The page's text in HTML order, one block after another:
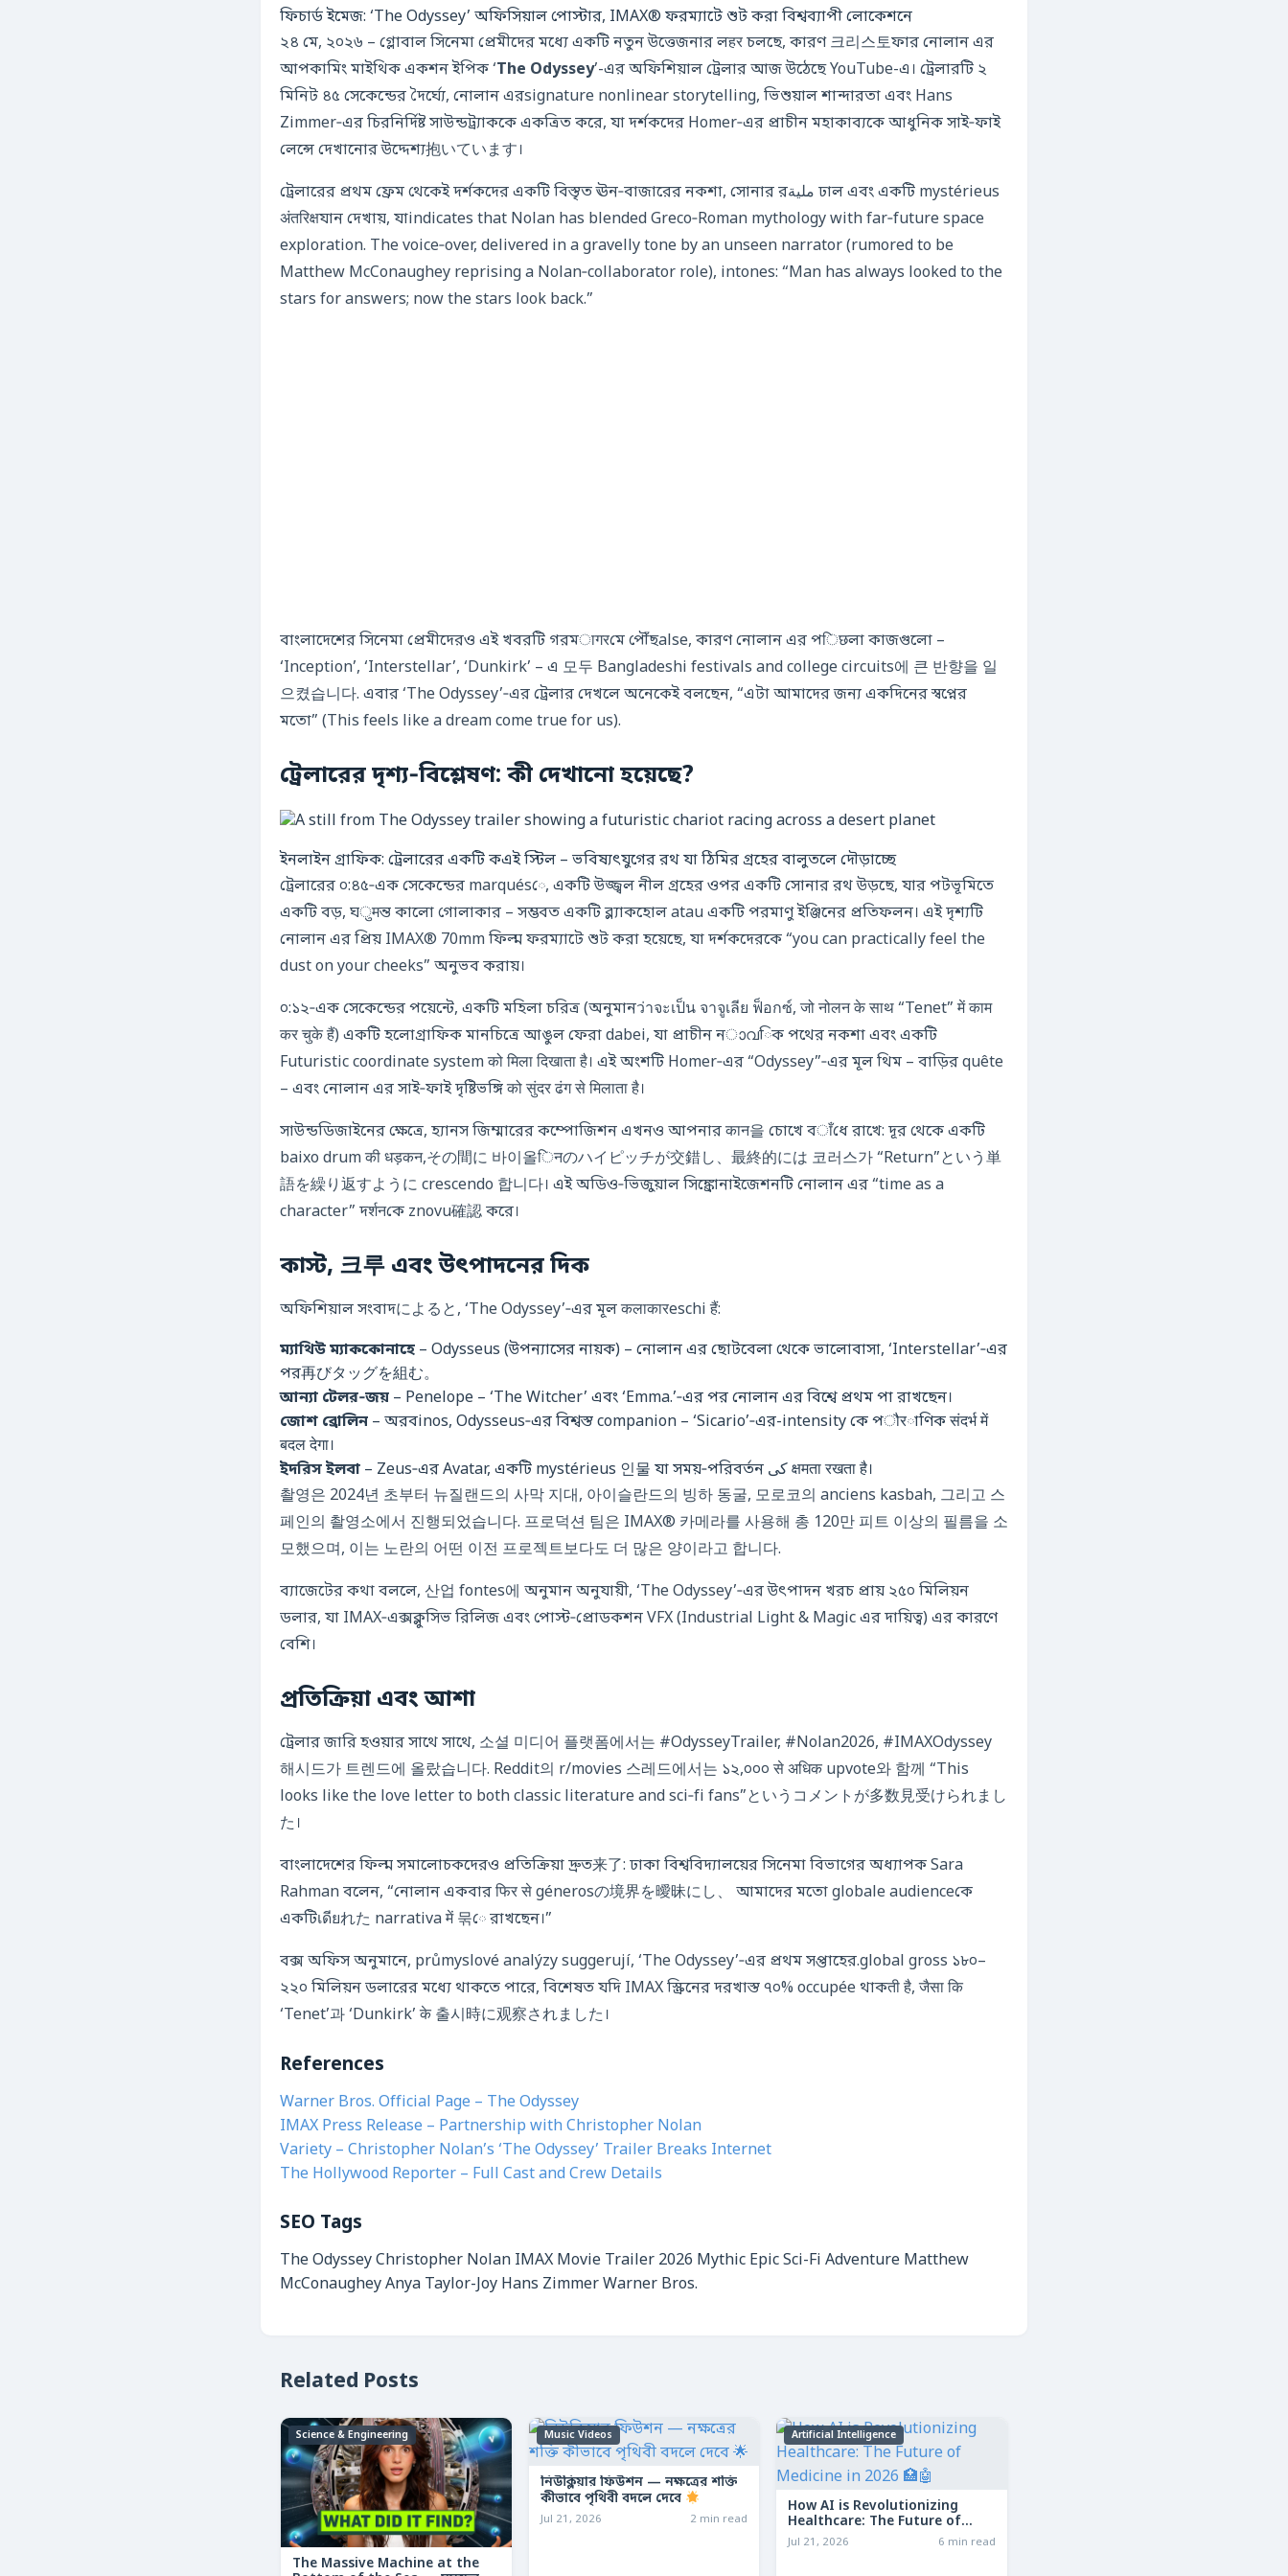
ফিচার্ড ইমেজ: ‘The Odyssey’ অফিসিয়াল পোস্টার, IMAX® ফরম্যাটে শুট করা বিশ্বব্যাপী লোকেশনে
২৪ মে, ২০২৬ – গ্লোবাল সিনেমা প্রেমীদের মধ্যে একটি নতুন উত্তেজনার লहर চলছে, কারণ 크리스토ফার নোলান এর
আপকামিং মাইথিক একশন ইপিক ‘The Odyssey’-এর অফিশিয়াল ট্রেলার আজ উঠেছে YouTube-এ। ট্রেলারটি ২
মিনিট ৪৫ সেকেন্ডের দৈর্ঘ্যে, নোলান এরsignature nonlinear storytelling, ভিশুয়াল শান্দারতা এবং Hans
Zimmer‑এর চিরনির্দিষ্ট সাউন্ডট্র্যাককে একত্রিত করে, যা দর্শকদের Homer‑এর প্রাচীন মহাকাব্যকে আধুনিক সাই‑ফাই
লেন্সে দেখানোর উদ্দেশ্য抱いています।
ট্রেলারের প্রথম ফ্রেম থেকেই দর্শকদের একটি বিস্তৃত ঊন‑বাজারের নকশা, সোনার রملية ঢাল এবং একটি mystérieus
अंतरिक्षযান দেখায়, যাindicates that Nolan has blended Greco‑Roman mythology with far‑future space
exploration. The voice‑over, delivered in a gravelly tone by an unseen narrator (rumored to be
Matthew McConaughey reprising a Nolan‑collaborator role), intones: “Man has always looked to the
stars for answers; now the stars look back.”
বাংলাদেশের সিনেমা প্রেমীদেরও এই খবরটি গরমागरমে পৌঁছalse, কারণ নোলান এর পिछলা কাজগুলো –
‘Inception’, ‘Interstellar’, ‘Dunkirk’ – এ 모두 Bangladeshi festivals and college circuits에 큰 반향을 일
으켰습니다. এবার ‘The Odyssey’‑এর ট্রেলার দেখলে অনেকেই বলছেন, “এটা আমাদের জন্য একদিনের স্বপ্নের
মতো” (This feels like a dream come true for us).
ট্রেলারের দৃশ্য‑বিশ্লেষণ: কী দেখানো হয়েছে?
ইনলাইন গ্রাফিক: ট্রেলারের একটি কএই স্টিল – ভবিষ্যৎযুগের রথ যা ঠিমির গ্রহের বালুতলে দৌড়াচ্ছে
ট্রেলারের ০:৪৫‑এক সেকেন্ডের marquésে, একটি উজ্জ্বল নীল গ্রহের ওপর একটি সোনার রথ উড়ছে, যার পটভূমিতে
একটি বড়, ঘुमন্ত কালো গোলাকার – সম্ভবত একটি ব্ল্যাকহোল atau একটি পরমাণু ইঞ্জিনের প্রতিফলন। এই দৃশ্যটি
নোলান এর প্রিয় IMAX® 70mm ফিল্ম ফরম্যাটে শুট করা হয়েছে, যা দর্শকদেরকে “you can practically feel the
dust on your cheeks” অনুভব করায়।
০:১২‑এক সেকেন্ডের পয়েন্টে, একটি মহিলা চরিত্র (অনুমানว่าจะเป็น จาจูเลีย ฟ็อกซ์, जो नोलन के साथ “Tenet” में काम
कर चुके हैं) একটি হলোগ্রাফিক মানচিত্রে আঙুল ফেরা dabei, যা প্রাচীন নാവিক পথের নকশা এবং একটি
Futuristic coordinate system को मिला दिखाता है। এই অংশটি Homer‑এর “Odyssey”‑এর মূল থিম – বাড়ির quête
– এবং নোলান এর সাই‑ফাই দৃষ্টিভঙ্গি को सुंदर ढंग से मिलाता है।
সাউন্ডডিজাইনের ক্ষেত্রে, হ্যানস জিম্মারের কম্পোজিশন এখনও আপনার कान을 চোখে বाँধে রাখে: দূর থেকে একটি
baixo drum की धड़कन,その間に 바이올िनのハイピッチが交錯し、最終的には 코러스가 “Return”という単
語を繰り返すように crescendo 합니다। এই অডিও‑ভিজুয়াল সিঙ্ক্রোনাইজেশনটি নোলান এর “time as a
character” দर्शनকে znovu確認 করে।
কাস্ট, 크루 এবং উৎপাদনের দিক
অফিশিয়াল সংবাদによると, ‘The Odyssey’‑এর মূল कलाकारeschi हैं:
ম্যাথিউ ম্যাককোনাহে – Odysseus (উপন্যাসের নায়ক) – নোলান এর ছোটবেলা থেকে ভালোবাসা, ‘Interstellar’‑এর
পর再びタッグを組む。
আন্যা টেলর‑জয় – Penelope – ‘The Witcher’ এবং ‘Emma.’‑এর পর নোলান এর বিশ্বে প্রথম পা রাখছেন।
জোশ ব্রোলিন – অরবinos, Odysseus‑এর বিশ্বস্ত companion – ‘Sicario’‑এর-intensity কে পौरাণিক संदर्भ में
बदल देगा।
ইদরিস ইলবা
– Zeus‑এর Avatar, একটি mystérieus 인물 যা সময়‑পরিবর্তন کی क्षमता रखता है।
촬영은 2024년 초부터 뉴질랜드의 사막 지대, 아이슬란드의 빙하 동굴, 모로코의 anciens kasbah, 그리고 스
페인의 촬영소에서 진행되었습니다. 프로덕션 팀은 IMAX® 카메라를 사용해 총 120만 피트 이상의 필름을 소
모했으며, 이는 노란의 어떤 이전 프로젝트보다도 더 많은 양이라고 합니다.
ব্যাজেটের কথা বললে, 산업 fontes에 অনুমান অনুযায়ী, ‘The Odyssey’‑এর উৎপাদন খরচ প্রায় ২৫০ মিলিয়ন
ডলার, যা IMAX‑এক্সক্লুসিভ রিলিজ এবং পোস্ট‑প্রোডকশন VFX (Industrial Light & Magic এর দায়িত্ব) এর কারণে
বেশি।
প্রতিক্রিয়া এবং আশা
ট্রেলার জারি হওয়ার সাথে সাথে, 소셜 미디어 플랫폼에서는 #OdysseyTrailer, #Nolan2026, #IMAXOdyssey
해시드가 트렌드에 올랐습니다. Reddit의 r/movies 스레드에서는 ১২,০০০ से अधिक upvote와 함께 “This
looks like the love letter to both classic literature and sci‑fi fans”というコメントが多数見受けられまし
た।
বাংলাদেশের ফিল্ম সমালোচকদেরও প্রতিক্রিয়া দ্রুত来了: ঢাকা বিশ্ববিদ্যালয়ের সিনেমা বিভাগের অধ্যাপক Sara
Rahman বলেন, “নোলান একবার फिर से génerosの境界を曖昧にし、 আমাদের মতো globale audienceকে
একটিเดียれた narrativa में 묶ে রাখছেন।”
বক্স অফিস অনুমানে, průmyslové analýzy suggerují, ‘The Odyssey’‑এর প্রথম সপ্তাহের.global gross ১৮০–
২২০ মিলিয়ন ডলারের মধ্যে থাকতে পারে, বিশেষত যদি IMAX স্ক্রিনের দরখাস্ত ৭০% occupée থাকती है, जैसा कि
‘Tenet’과 ‘Dunkirk’ के 출시時に观察されました।
References
Warner Bros. Official Page – The Odyssey
IMAX Press Release – Partnership with Christopher Nolan
Variety – Christopher Nolan’s ‘The Odyssey’ Trailer Breaks Internet
The Hollywood Reporter – Full Cast and Crew Details
SEO Tags
The OdysseyChristopher Nolan IMAX Movie Trailer 2026 Mythic EpicSci-Fi Adventure Matthew
McConaugheyAnya Taylor-Joy Hans ZimmerWarner Bros.
Related Posts
Science & Engineering
The Massive Machine at the
Music Videos
নিউক্লিয়ার ফিউশন — নক্ষত্রের শক্তি
কীভাবে পৃথিবী বদলে দেবে
Jul 21, 2026 2 min read
Artificial Intelligence
How AI is Revolutionizing
Healthcare: The Future of
Medicine in 2026
Jul 21, 2026 6 min read